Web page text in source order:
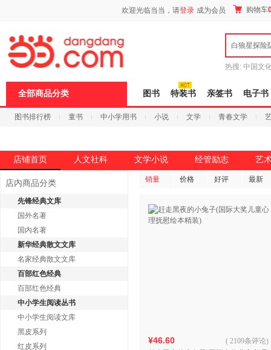
欢迎光临当当，请登录 成为会员 购物车
白狼星探险
热搜: 中国文
全部商品分类 图书 特装书 亲签书 电子书
图书排行榜 童书 中小学用书 小说 文学 青春文学
店铺首页 人文社科 文学小说 经管励志 艺
店内商品分类
先锋经典文库
国外名著
国内名著
新华经典散文文库
名家经典散文文库
百部红色经典
百部红色经典
中小学生阅读丛书
中小学生阅读文库
黑皮系列
红皮系列
销量 价格 好评 最新
¥46.60 ( 2109条评论)
页
浪
键
打